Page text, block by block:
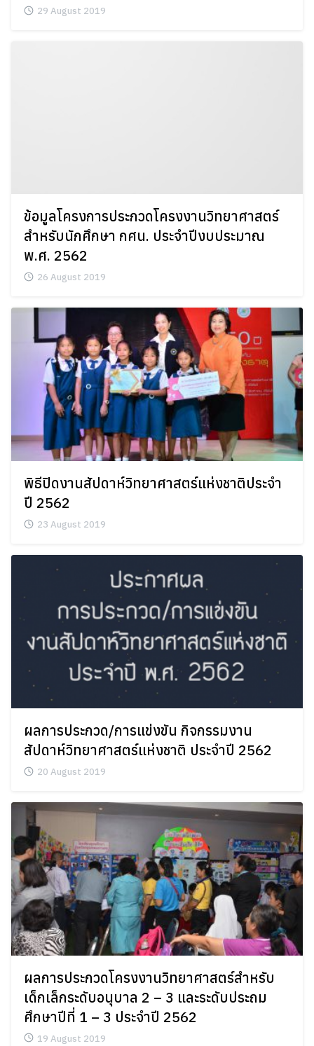
29 August 2019
ข้อมูลโครงการประกวดโครงงานวิทยาศาสตร์
สำหรับนักศึกษา กศน. ประจำปีงบประมาณ
พ.ศ. 2562
26 August 2019
พิธีปิดงานสัปดาห์วิทยาศาสตร์แห่งชาติประจำ
ปี 2562
23 August 2019
ผลการประกวด/การแข่งขัน กิจกรรมงาน
สัปดาห์วิทยาศาสตร์แห่งชาติ ประจำปี 2562
20 August 2019
ผลการประกวดโครงงานวิทยาศาสตร์สำหรับ
เด็กเล็กระดับอนุบาล 2 – 3 และระดับประถม
ศึกษาปีที่ 1 – 3 ประจำปี 2562
19 August 2019